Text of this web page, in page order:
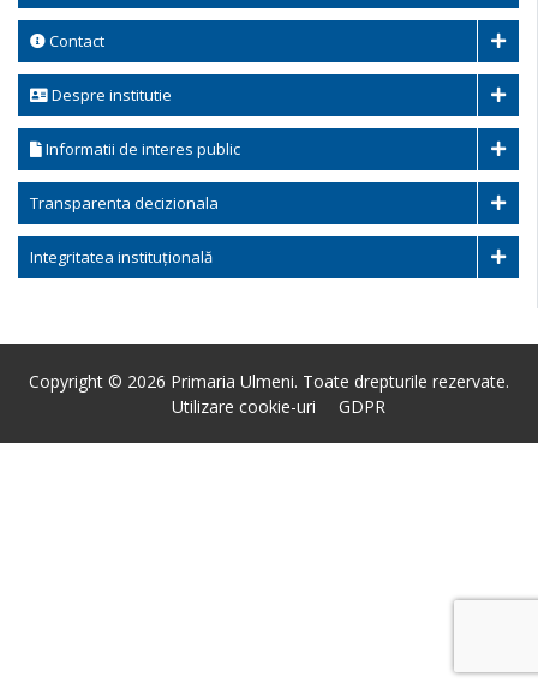
Contact
Despre institutie
Informatii de interes public
Transparenta decizionala
Integritatea instituțională
Copyright © 2026 Primaria Ulmeni. Toate drepturile rezervate.
Utilizare cookie-uri
GDPR